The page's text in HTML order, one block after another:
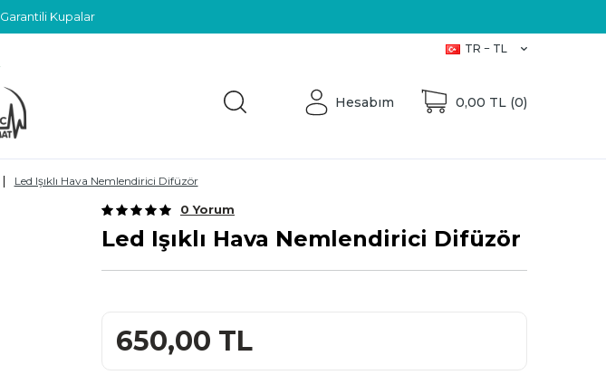
Garantili Kupalar
TR − TL
Hesabım 0,00 TL (0)
| Led Işıklı Hava Nemlendirici Difüzör
0 Yorum
Led Işıklı Hava Nemlendirici Difüzör
650,00 TL